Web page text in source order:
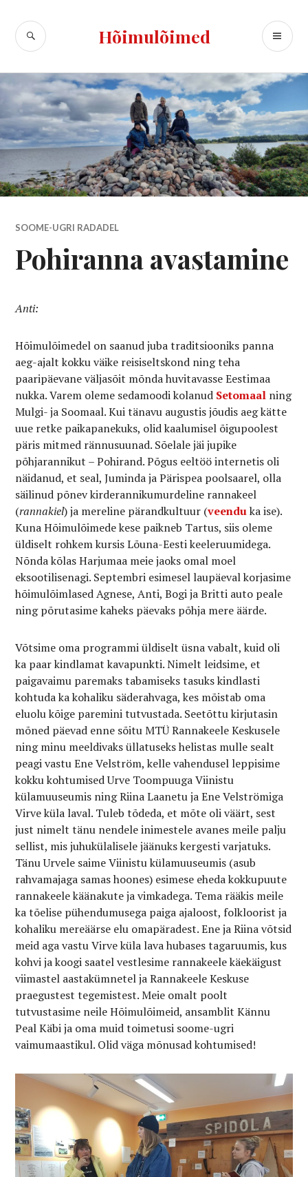
content
Hõimulõimed
SEARCH
SOOME-UGRI RADADEL
Pohiranna avastamine
Anti:
Hõimulõimedel on saanud juba traditsiooniks panna
aeg-ajalt kokku väike reisiseltskond ning teha
paaripäevane väljasõit mõnda huvitavasse Eestimaa
nukka. Varem oleme sedamoodi kolanud Setomaal ning
Mulgi- ja Soomaal. Kui tänavu augustis jõudis aeg kätte
uue retke paikapanekuks, olid kaalumisel õigupoolest
päris mitmed rännusuunad. Sõelale jäi jupike
põhjarannikut – Pohirand. Põgus eeltöö internetis oli
näidanud, et seal, Juminda ja Pärispea poolsaarel, olla
säilinud põnev kirderannikumurdeline rannakeel
(rannakiel) ja mereline pärandkultuur (veenduka ise).
Kuna Hõimulõimede kese paikneb Tartus, siis oleme
üldiselt rohkem kursis Lõuna-Eesti keeleruumidega.
Nõnda kõlas Harjumaa meie jaoks omal moel
eksootilisenagi. Septembri esimesel laupäeval korjasime
hõimulõimlased Agnese, Anti, Bogi ja Britti auto peale
ning põrutasime kaheks päevaks põhja mere äärde.
Võtsime oma programmi üldiselt üsna vabalt, kuid oli
ka paar kindlamat kavapunkti. Nimelt leidsime, et
paigavaimu paremaks tabamiseks tasuks kindlasti
kohtuda ka kohaliku säderahvaga, kes mõistab oma
eluolu kõige paremini tutvustada. Seetõttu kirjutasin
mõned päevad enne sõitu MTÜ Rannakeele Keskusele
ning minu meeldivaks üllatuseks helistas mulle sealt
peagi vastu Ene Velström, kelle vahendusel leppisime
kokku kohtumised Urve Toompuuga Viinistu
külamuuseumis ning Riina Laanetu ja Ene Velströmiga
Virve küla laval. Tuleb tõdeda, et mõte oli väärt, sest
just nimelt tänu nendele inimestele avanes meile palju
sellist, mis juhukülalisele jäänuks kergesti varjatuks.
Tänu Urvele saime Viinistu külamuuseumis (asub
rahvamajaga samas hoones) esimese eheda kokkupuute
rannakeele käänakute ja vimkadega. Tema rääkis meile
ka tõelise pühendumusega paiga ajaloost, folkloorist ja
kohaliku mereäärse elu omapäradest. Ene ja Riina võtsid
meid aga vastu Virve küla lava hubases tagaruumis, kus
kohvi ja koogi saatel vestlesime rannakeele käekäigust
viimastel aastakümnetel ja Rannakeele Keskuse
praegustest tegemistest. Meie omalt poolt
tutvustasime neile Hõimulõimeid, ansamblit Kännu
Peal Käbi ja oma muid toimetusi soome-ugri
vaimumaastikul. Olid väga mõnusad kohtumised!